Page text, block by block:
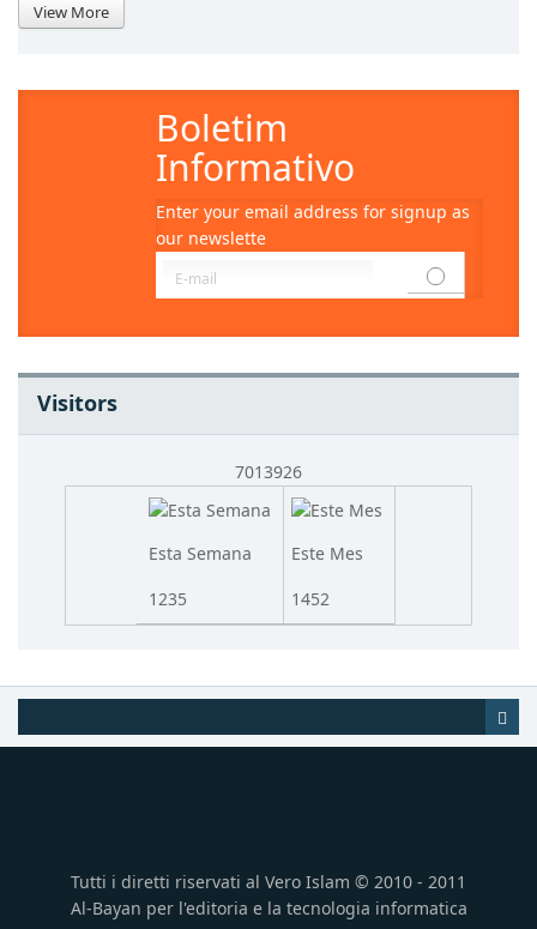
View More
Boletim
Informativo
Enter your email address for signup as
our newslette
Visitors
7013926
Esta Semana
1235
Este Mes
1452
Tutti i diretti riservati al Vero Islam © 2010 - 2011
Al-Bayan per l'editoria e la tecnologia informatica